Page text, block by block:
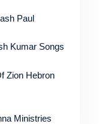
Paul
Kumar Songs
Hebron
Ministries